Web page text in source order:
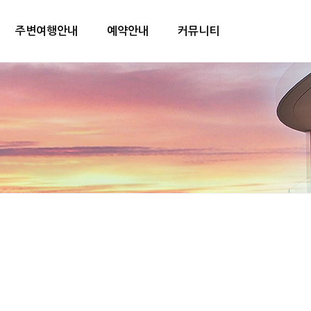
주변여행안내 예약안내 커뮤니티